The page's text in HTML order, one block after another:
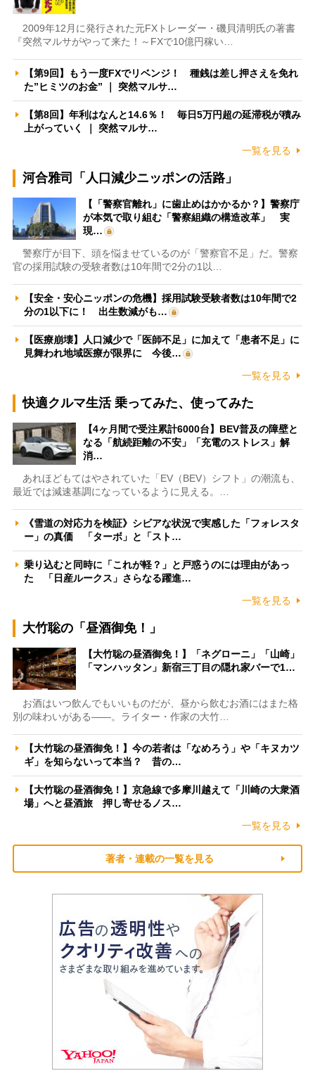
2009年12月に発行された元FXトレーダー・磯貝清明氏の著書
『突然マルサがやって来た！～FXで10億円稼い…
【第9回】もう一度FXでリベンジ！ 種銭は差し押さえを免れ
た”ヒミツのお金” ｜ 突然マルサ…
【第8回】年利はなんと14.6％！ 毎日5万円超の延滞税が積み
上がっていく ｜ 突然マルサ…
一覧を見る
河合雅司「人口減少ニッポンの活路」
【「警察官離れ」に歯止めはかかるか？】警察庁
が本気で取り組む「警察組織の構造改革」 実
現…
警察庁が目下、頭を悩ませているのが「警察官不足」だ。警察
官の採用試験の受験者数は10年間で2分の1以…
【安全・安心ニッポンの危機】採用試験受験者数は10年間で2
分の1以下に！ 出生数減がも…
【医療崩壊】人口減少で「医師不足」に加えて「患者不足」に
見舞われ地域医療が限界に 今後…
一覧を見る
快適クルマ生活 乗ってみた、使ってみた
【4ヶ月間で受注累計6000台】BEV普及の障壁と
なる「航続距離の不安」「充電のストレス」解
消…
あれほどもてはやされていた「EV（BEV）シフト」の潮流も、
最近では減速基調になっているように見える。…
《雪道の対応力を検証》シビアな状況で実感した「フォレスタ
ー」の真価 「ターボ」と「スト…
乗り込むと同時に「これが軽？」と戸惑うのには理由があっ
た 「日産ルークス」さらなる躍進…
一覧を見る
大竹聡の「昼酒御免！」
【大竹聡の昼酒御免！】「ネグローニ」「山崎」
「マンハッタン」新宿三丁目の隠れ家バーで1…
お酒はいつ飲んでもいいものだが、昼から飲むお酒にはまた格
別の味わいがある――。ライター・作家の大竹…
【大竹聡の昼酒御免！】今の若者は「なめろう」や「キヌカツ
ギ」を知らないって本当？ 昔の…
【大竹聡の昼酒御免！】京急線で多摩川越えて「川崎の大衆酒
場」へと昼酒旅 押し寄せるノス…
一覧を見る
著者・連載の一覧を見る